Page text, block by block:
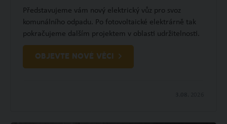
Představujeme vám nový elektrický vůz pro svoz
komunálního odpadu. Po fotovoltaické elektrárně tak
pokračujeme dalším projektem v oblasti udržitelnosti.
OBJEVTE NOVÉ VĚCI